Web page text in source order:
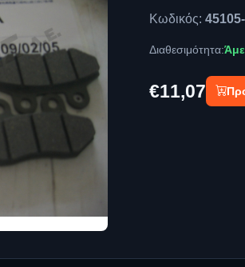
Κωδικός:
Διαθεσιμότητα:
€11,07